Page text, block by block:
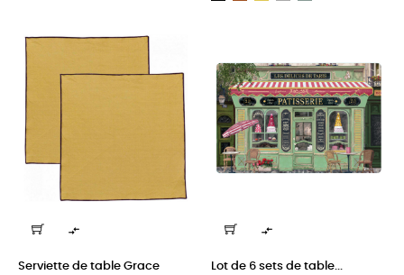

Serviette de table Grace

Lot de 6 sets de table...